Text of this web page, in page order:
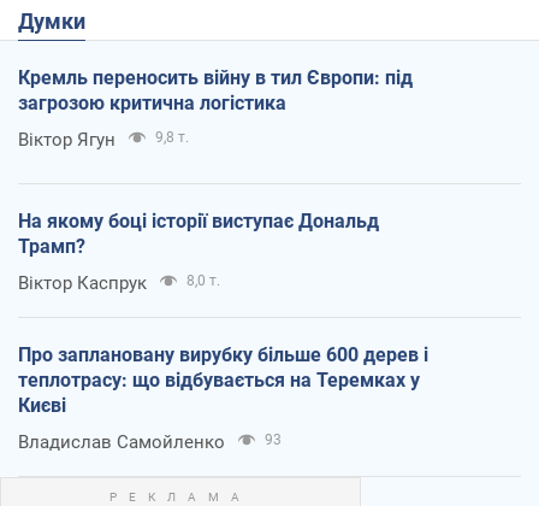
Думки
Кремль переносить війну в тил Європи: під
загрозою критична логістика
Віктор Ягун 9,8 т.
На якому боці історії виступає Дональд
Трамп?
Віктор Каспрук 8,0 т.
Про заплановану вирубку більше 600 дерев і
теплотрасу: що відбувається на Теремках у
Києві
Владислав Самойленко 93